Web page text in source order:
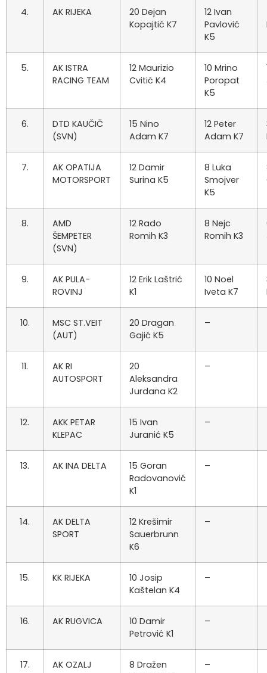
4. AK RIJEKA
20 Dejan
Kopajtić K7
12 Ivan
Pavlović
K5
5.
AK ISTRA
RACING TEAM
12 Maurizio
Cvitić K4
10 Mrino
Poropat
K5
6.
DTD KAUČIČ
(SVN)
15 Nino
Adam K7
12 Peter
Adam K7
7.
AK OPATIJA
MOTORSPORT
12 Damir
Surina K5
8 Luka
Smojver
K5
8.
AMD
ŠEMPETER
(SVN)
12 Rado
Romih K3
8 Nejc
Romih K3
9.
AK PULA-
ROVINJ
12 Erik Laštrić
K1
10 Noel
Iveta K7
10.
MSC ST.VEIT
(AUT)
20 Dragan
Gajić K5
–
11.
AK RI
AUTOSPORT
20
Aleksandra
Jurdana K2
–
12.
AKK PETAR
KLEPAC
15 Ivan
Juranić K5
–
13. AK INA DELTA
15 Goran
Radovanović
K1
–
14.
AK DELTA
SPORT
12 Krešimir
Sauerbrunn
K6
–
15. KK RIJEKA
10 Josip
Kaštelan K4
–
16. AK RUGVICA
10 Damir
Petrović K1
–
17. AK OZALJ
8 Dražen
–